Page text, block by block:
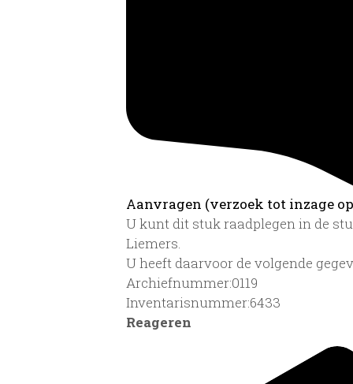
Aanvragen (verzoek tot inzage
U kunt dit stuk raadplegen in de
Liemers.
U heeft daarvoor de volgende
Archiefnummer:0119
Inventarisnummer:6433
Reageren